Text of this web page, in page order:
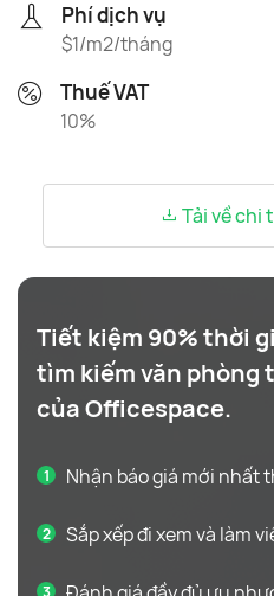
Phí dịch vụ
$1/m2/tháng
Thuế VAT
10%
Tải về chi
Tiết kiệm 90% thời
tìm kiếm văn phòng
của Officespace.
Nhận báo giá mới nhất
Sắp xếp đi xem và làm